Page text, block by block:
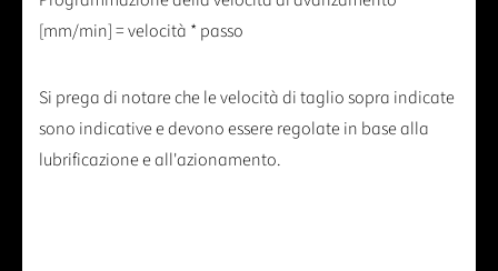
[mm/min] = velocità * passo
Si prega di notare che le velocità di taglio sopra indicate
sono indicative e devono essere regolate in base alla
lubrificazione e all'azionamento.